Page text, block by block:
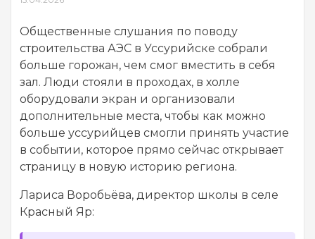
Общественные слушания по поводу
строительства АЭС в Уссурийске собрали
больше горожан, чем смог вместить в себя
зал. Люди стояли в проходах, в холле
оборудовали экран и организовали
дополнительные места, чтобы как можно
больше уссурийцев смогли принять участие
в событии, которое прямо сейчас открывает
страницу в новую историю региона.
Лариса Воробьёва, директор школы в селе
Красный Яр: